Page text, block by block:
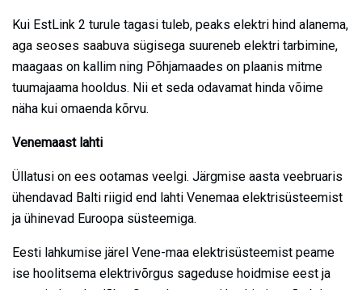
Kui EstLink 2 turule tagasi tuleb, peaks elektri hind alanema,
aga seoses saabuva sügisega suureneb elektri tarbimine,
maagaas on kallim ning Põhjamaades on plaanis mitme
tuumajaama hooldus. Nii et seda odavamat hinda võime
näha kui omaenda kõrvu.
Venemaast lahti
Üllatusi on ees ootamas veelgi. Järgmise aasta veebruaris
ühendavad Balti riigid end lahti Venemaa elektrisüsteemist
ja ühinevad Euroopa süsteemiga.
Eesti lahkumise järel Vene-maa elektrisüsteemist peame
ise hoolitsema elektrivõrgus sageduse hoidmise eest ja